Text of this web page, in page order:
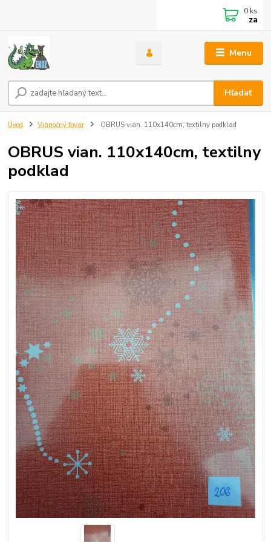
Menu
Hľadať
0 ks
za
Úvod Vianočný tovar OBRUS vian. 110x140cm, textilny podklad
OBRUS vian. 110x140cm, textilny
podklad